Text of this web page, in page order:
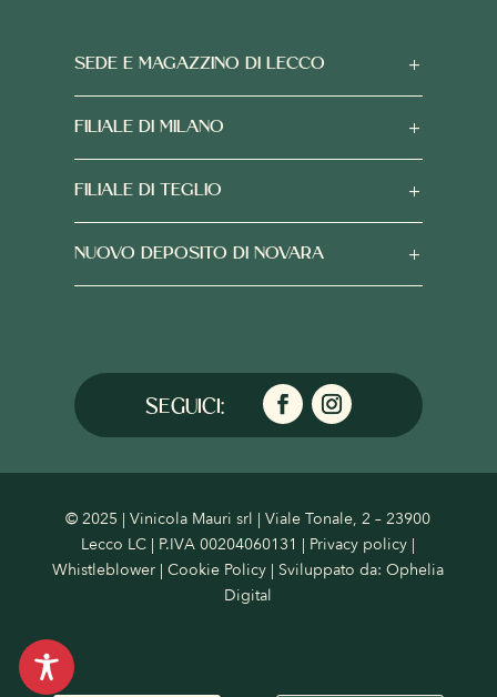
SEDE E MAGAZZINO DI LECCO
FILIALE DI MILANO
FILIALE DI TEGLIO
NUOVO DEPOSITO DI NOVARA
© 2025 | Vinicola Mauri srl | Viale Tonale, 2 – 23900
Lecco LC | P.IVA 00204060131 | Privacy policy |
Whistleblower |Cookie Policy | Sviluppato da:Ophelia
Digital